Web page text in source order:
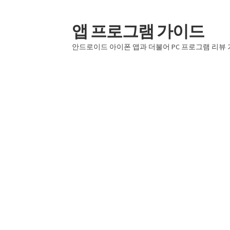
탐
색
으
컨
텐
츠
앱 프로그램 가이드
안드로이드 아이폰 앱과 더불어 PC 프로그램 리뷰